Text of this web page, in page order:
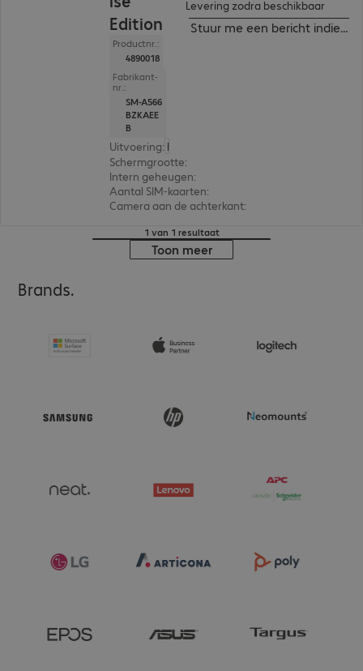
Edition
Productnr.:
4890018
Fabrikant-
nr.:
SM-A566
BZKAEE
B
Uitvoering: Europa
Schermgrootte:
Intern geheugen:
Aantal SIM-kaarten:
Camera aan de achterkant:
Levering zodra beschikbaar
Stuur me een bericht indien
1 van 1 resultaat
Toon meer
Brands.